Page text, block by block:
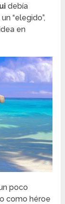
debía
“elegido”,
en
poco
como héroe